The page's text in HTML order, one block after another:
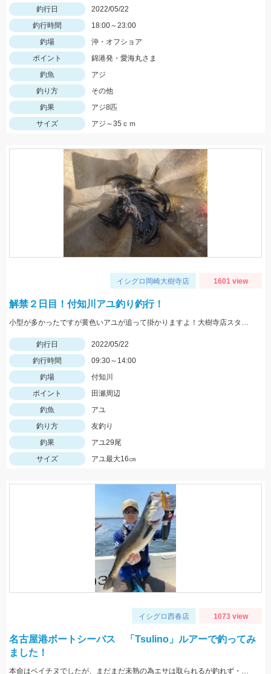
釣行日
2022/05/22
釣行時間
18:00～23:00
釣場
沖・オフショア
ポイント
錦港発・愛海丸さま
釣魚
アジ
釣り方
その他
釣果
アジ8匹
サイズ
アジ～35ｃｍ
イシグロ岡崎大樹寺店 1601 view
解禁２日目！付知川アユ釣り釣行！
小型が多かったですが黄色いアユが追って掛かりますよ！大樹寺店スタッフ岩崎釣行
釣行日
2022/05/22
釣行時間
09:30～14:00
釣場
付知川
ポイント
田瀬周辺
釣魚
アユ
釣り方
友釣り
釣果
アユ29尾
サイズ
アユ最大16㎝
イシグロ西春店 1073 view
名古屋港ボートシーバス 「Tsulino」ルアーで釣ってみ
ました！
本命はベイチヌでしたが、まだまだ未熟の為エサは取られるが釣れず・・・